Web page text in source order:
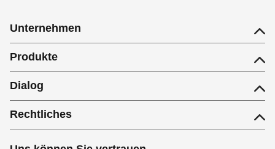
Unternehmen
Produkte
Dialog
Rechtliches